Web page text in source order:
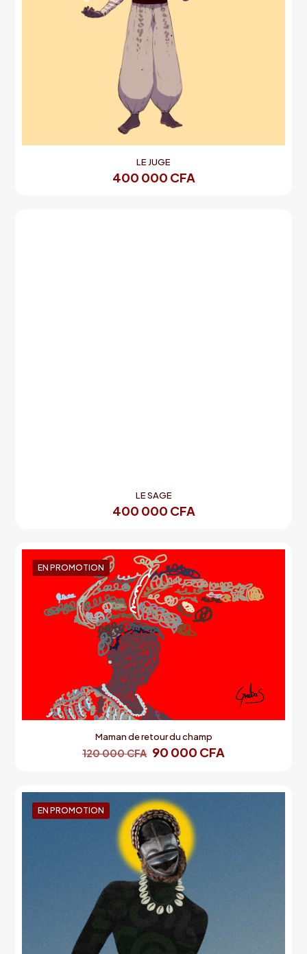
LE JUGE
400 000 CFA
LE SAGE
400 000 CFA
EN PROMOTION
Maman de retour du champ
120 000CFA 90 000 CFA
EN PROMOTION